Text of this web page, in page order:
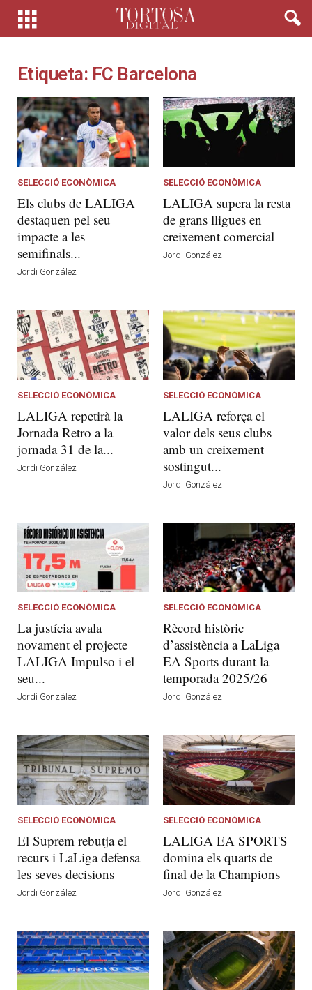
Etiqueta: FC Barcelona
SELECCIÓ ECONÒMICA
Els clubs de LALIGA
destaquen pel seu
impacte a les
semifinals...
Jordi González
SELECCIÓ ECONÒMICA
LALIGA supera la resta
de grans lligues en
creixement comercial
Jordi González
SELECCIÓ ECONÒMICA
LALIGA repetirà la
Jornada Retro a la
jornada 31 de la...
Jordi González
SELECCIÓ ECONÒMICA
LALIGA reforça el
valor dels seus clubs
amb un creixement
sostingut...
Jordi González
SELECCIÓ ECONÒMICA
La justícia avala
novament el projecte
LALIGA Impulso i el
seu...
Jordi González
SELECCIÓ ECONÒMICA
Rècord històric
d’assistència a LaLiga
EA Sports durant la
temporada 2025/26
Jordi González
SELECCIÓ ECONÒMICA
El Suprem rebutja el
recurs i LaLiga defensa
les seves decisions
Jordi González
SELECCIÓ ECONÒMICA
LALIGA EA SPORTS
domina els quarts de
final de la Champions
Jordi González